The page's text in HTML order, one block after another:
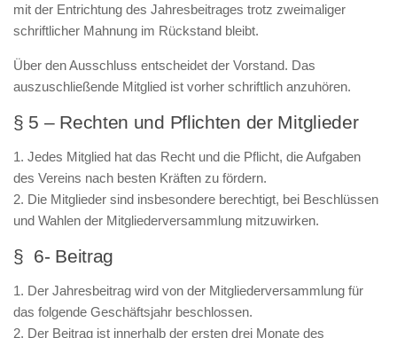
mit der Entrichtung des Jahresbeitrages trotz zweimaliger
schriftlicher Mahnung im Rückstand bleibt.
Über den Ausschluss entscheidet der Vorstand. Das
auszuschließende Mitglied ist vorher schriftlich anzuhören.
§ 5 – Rechten und Pflichten der Mitglieder
1. Jedes Mitglied hat das Recht und die Pflicht, die Aufgaben
des Vereins nach besten Kräften zu fördern.
2. Die Mitglieder sind insbesondere berechtigt, bei Beschlüssen
und Wahlen der Mitgliederversammlung mitzuwirken.
§ 6- Beitrag
1. Der Jahresbeitrag wird von der Mitgliederversammlung für
das folgende Geschäftsjahr beschlossen.
2. Der Beitrag ist innerhalb der ersten drei Monate des